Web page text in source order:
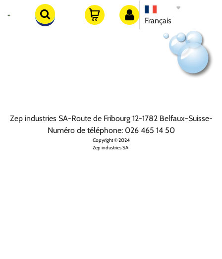
Français
Zep industries SA-Route de Fribourg 12-1782 Belfaux-Suisse-
Numéro de téléphone: 026 465 14 50
Copyright © 2024
Zep industries SA